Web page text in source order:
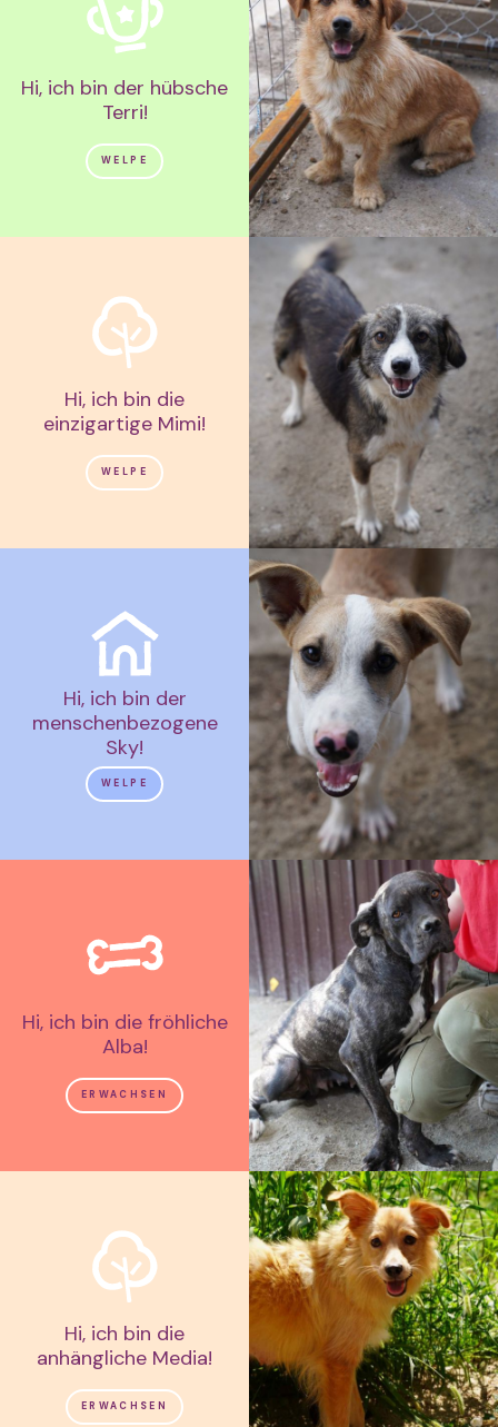
Hi, ich bin der hübsche
Terri!
WELPE
Hi, ich bin die
einzigartige Mimi!
WELPE
Hi, ich bin der
menschenbezogene
Sky!
WELPE
Hi, ich bin die fröhliche
Alba!
ERWACHSEN
Hi, ich bin die
anhängliche Media!
ERWACHSEN